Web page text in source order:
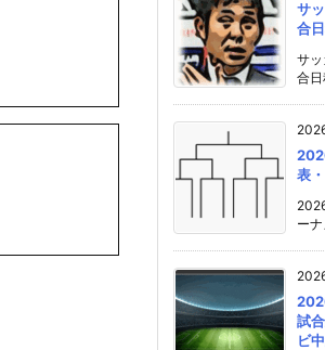
サ
合
サ
合
表
ー
試
ビ中